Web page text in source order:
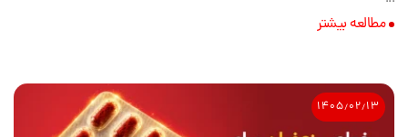
مطالعه بیشتر
۱۴۰۵٫۰۲٫۱۳